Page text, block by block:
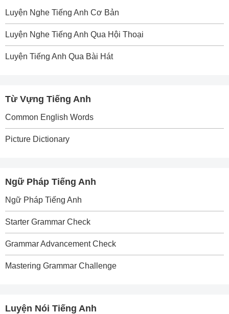
Luyện Nghe Tiếng Anh Cơ Bản
Luyện Nghe Tiếng Anh Qua Hội Thoại
Luyện Tiếng Anh Qua Bài Hát
Từ Vựng Tiếng Anh
Common English Words
Picture Dictionary
Ngữ Pháp Tiếng Anh
Ngữ Pháp Tiếng Anh
Starter Grammar Check
Grammar Advancement Check
Mastering Grammar Challenge
Luyện Nói Tiếng Anh